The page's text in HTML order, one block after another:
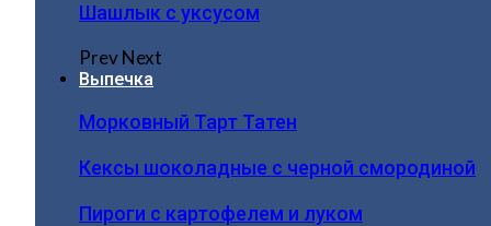
Шашлык с уксусом
PrevNext
Выпечка
Морковный Тарт Татен
Кексы шоколадные с черной смородиной
Пироги c картофелем и луком